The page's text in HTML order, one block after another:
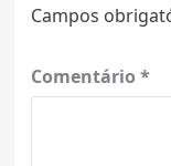
Campos
Comentário *